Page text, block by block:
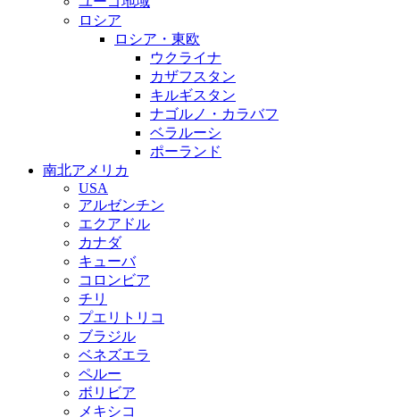
ロシア
ロシア・東欧
ウクライナ
カザフスタン
キルギスタン
ナゴルノ・カラバフ
ベラルーシ
ポーランド
南北アメリカ
USA
アルゼンチン
エクアドル
カナダ
キューバ
コロンビア
チリ
プエリトリコ
ブラジル
ベネズエラ
ペルー
ボリビア
メキシコ